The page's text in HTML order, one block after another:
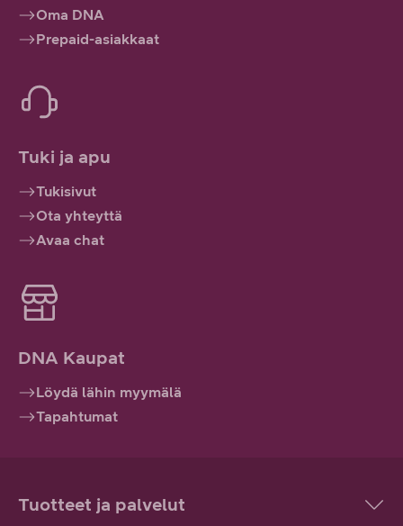
Oma DNA
Prepaid-asiakkaat
Tuki ja apu
Tukisivut
Ota yhteyttä
Avaa chat
DNA Kaupat
Löydä lähin myymälä
Tapahtumat
Tuotteet ja palvelut